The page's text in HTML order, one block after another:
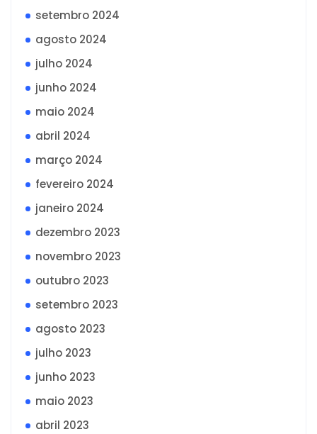
setembro 2024
agosto 2024
julho 2024
junho 2024
maio 2024
abril 2024
março 2024
fevereiro 2024
janeiro 2024
dezembro 2023
novembro 2023
outubro 2023
setembro 2023
agosto 2023
julho 2023
junho 2023
maio 2023
abril 2023